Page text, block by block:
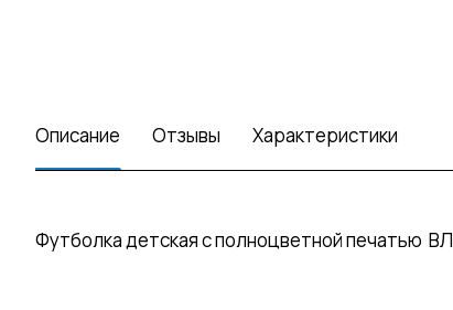
Описание Отзывы Характеристики
Футболка детская с полноцветной печатью